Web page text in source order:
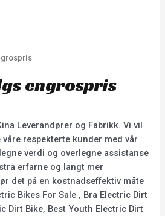
engrospris
Leverandører og Fabrikk. Vi vil
respekterte kunder med vår
verdi og overlegne assistanse
erfarne og langt mer
det på en kostnadseffektiv måte
Bikes For Sale , Bra Electric Dirt
Dirt Bike, Best Youth Electric Dirt